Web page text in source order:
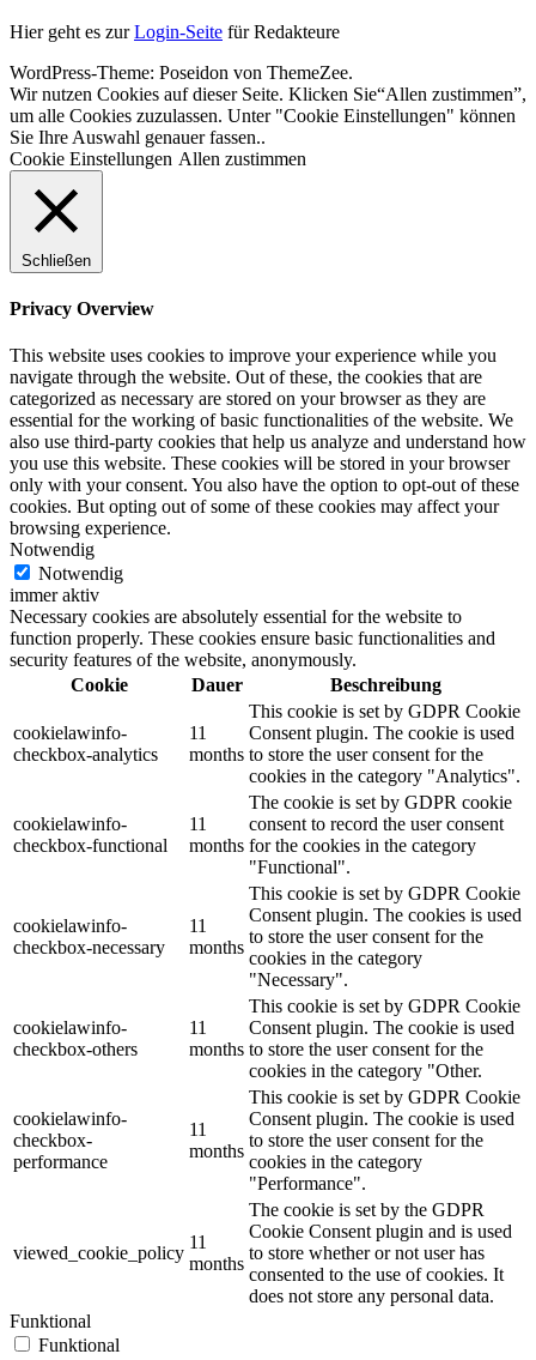
Hier geht es zurLogin-Seite für Redakteure
WordPress-Theme: Poseidon von ThemeZee.
Wir nutzen Cookies auf dieser Seite. Klicken Sie“Allen zustimmen”,
um alle Cookies zuzulassen. Unter "Cookie Einstellungen" können
Sie Ihre Auswahl genauer fassen..
Cookie Einstellungen Allen zustimmen
Schließen
Privacy Overview
This website uses cookies to improve your experience while you
navigate through the website. Out of these, the cookies that are
categorized as necessary are stored on your browser as they are
essential for the working of basic functionalities of the website. We
also use third-party cookies that help us analyze and understand how
you use this website. These cookies will be stored in your browser
only with your consent. You also have the option to opt-out of these
cookies. But opting out of some of these cookies may affect your
browsing experience.
Notwendig
Notwendig
immer aktiv
Necessary cookies are absolutely essential for the website to
function properly. These cookies ensure basic functionalities and
security features of the website, anonymously.
Cookie
Dauer Beschreibung
cookielawinfo-
checkbox-analytics
11
months
This cookie is set by GDPR Cookie
Consent plugin. The cookie is used
to store the user consent for the
cookies in the category "Analytics".
cookielawinfo-
checkbox-functional
11
months
The cookie is set by GDPR cookie
consent to record the user consent
for the cookies in the category
"Functional".
cookielawinfo-
checkbox-necessary
11
months
This cookie is set by GDPR Cookie
Consent plugin. The cookies is used
to store the user consent for the
cookies in the category
"Necessary".
cookielawinfo-
checkbox-others
11
months
This cookie is set by GDPR Cookie
Consent plugin. The cookie is used
to store the user consent for the
cookies in the category "Other.
cookielawinfo-
checkbox-
performance
11
months
This cookie is set by GDPR Cookie
Consent plugin. The cookie is used
to store the user consent for the
cookies in the category
"Performance".
viewed_cookie_policy
11
months
The cookie is set by the GDPR
Cookie Consent plugin and is used
to store whether or not user has
consented to the use of cookies. It
does not store any personal data.
Funktional
Funktional